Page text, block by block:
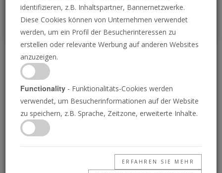
Nachrichtenüberblick 3.
Juni 2024
03.06.2024 • 3 Minuten
Die Posaune liefert die Nachrichten von
morgen, heute! Verstehen Sie Ihre Welt.
identifizieren, z.B. Inhaltspartner, Bannernetzwerke.
Diese Cookies können von Unternehmen verwendet
werden, um ein Profil der Besucherinteressen zu
erstellen oder relevante Werbung auf anderen Websites
anzuzeigen.
Functionality - Funktionalitäts-Cookies werden
verwendet, um Besucherinformationen auf der Website
zu speichern, z.B. Sprache, Zeitzone, erweiterte Inhalte.
ERFAHREN SIE MEHR